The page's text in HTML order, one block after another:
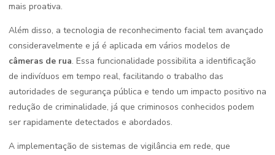
mais proativa.
Além disso, a tecnologia de reconhecimento facial tem avançado
consideravelmente e já é aplicada em vários modelos de
câmeras de rua. Essa funcionalidade possibilita a identificação
de indivíduos em tempo real, facilitando o trabalho das
autoridades de segurança pública e tendo um impacto positivo na
redução de criminalidade, já que criminosos conhecidos podem
ser rapidamente detectados e abordados.
A implementação de sistemas de vigilância em rede, que